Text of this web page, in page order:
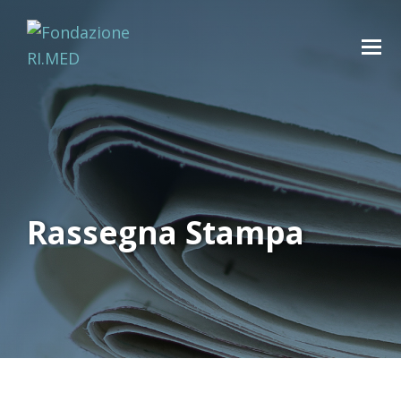
Rassegna Stampa